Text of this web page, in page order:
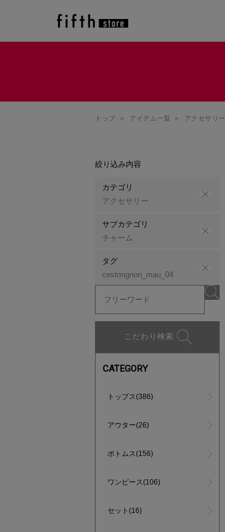
トップ > アイテム一覧 > アクセサリー
絞り込み内容
カテゴリ
アクセサリー
サブカテゴリ
チャーム
タグ
cestmignon_mau_04
こだわり検索
CATEGORY
トップス(386)
アウター(26)
ボトムス(156)
ワンピース(106)
セット(16)